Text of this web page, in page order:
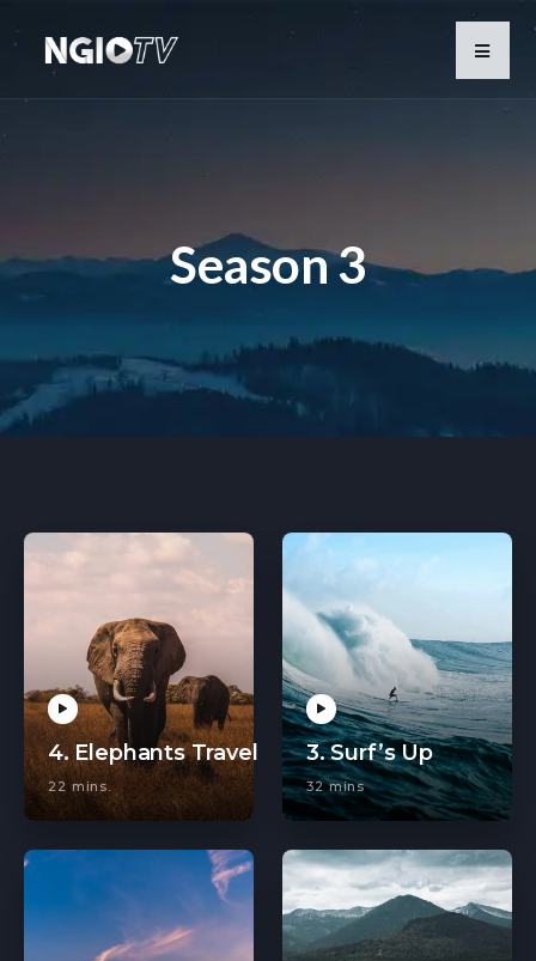
Season 3
4. Elephants Travel
22 mins.
3. Surf’s Up
32 mins